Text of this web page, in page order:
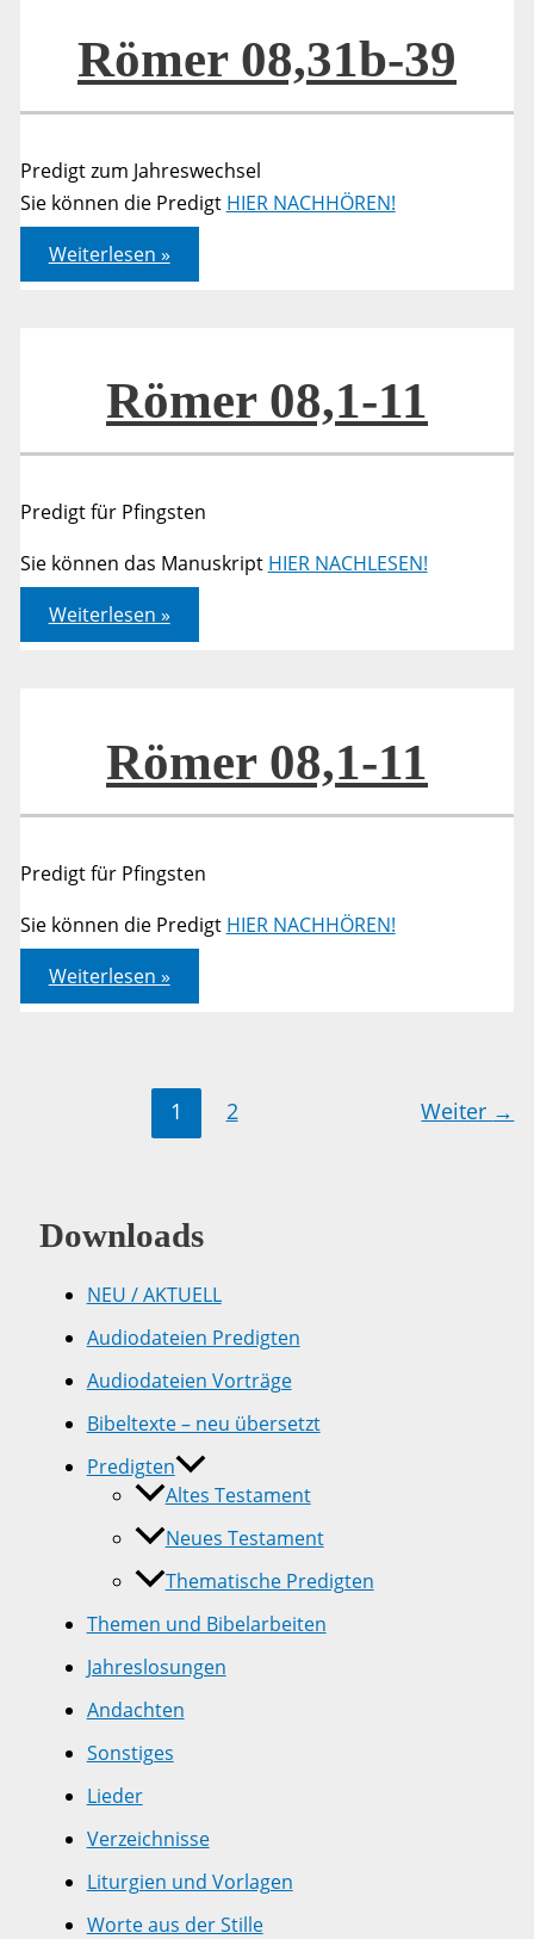
Römer 08,31b-39
Predigt zum Jahreswechsel
Sie können die Predigt HIER NACHHÖREN!
Römer
08,31b-
39
Weiterlesen »
Römer 08,1-11
Predigt für Pfingsten
Sie können das Manuskript HIER NACHLESEN!
Römer
08,1-
11
Weiterlesen »
Römer 08,1-11
Predigt für Pfingsten
Sie können die Predigt HIER NACHHÖREN!
Römer
08,1-
11
Weiterlesen »
1 2 Weiter →
Downloads
NEU / AKTUELL
Audiodateien Predigten
Audiodateien Vorträge
Bibeltexte – neu übersetzt
Predigten
Altes Testament
Neues Testament
Thematische Predigten
Themen und Bibelarbeiten
Jahreslosungen
Andachten
Sonstiges
Lieder
Verzeichnisse
Liturgien und Vorlagen
Worte aus der Stille